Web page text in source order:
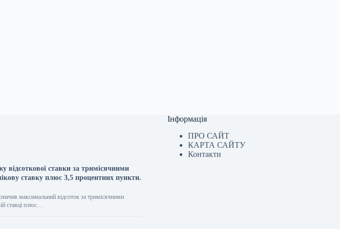
відсоткової ставки за тримісячними
ставку плюс 3,5 процентних пункти.
максимальний відсоток за тримісячними
ставці плюс…
Інформація
ПРО САЙТ
КАРТА САЙТУ
Контакти